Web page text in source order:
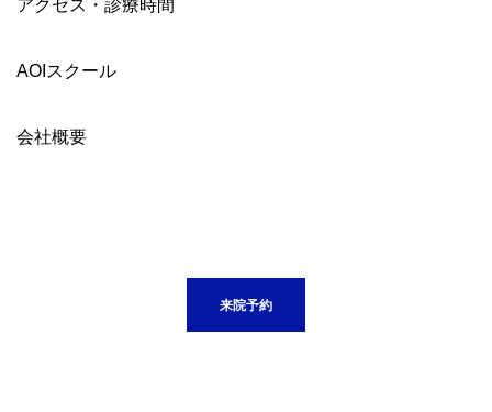
アクセス・診療時間
AOIスクール
会社概要
来院予約